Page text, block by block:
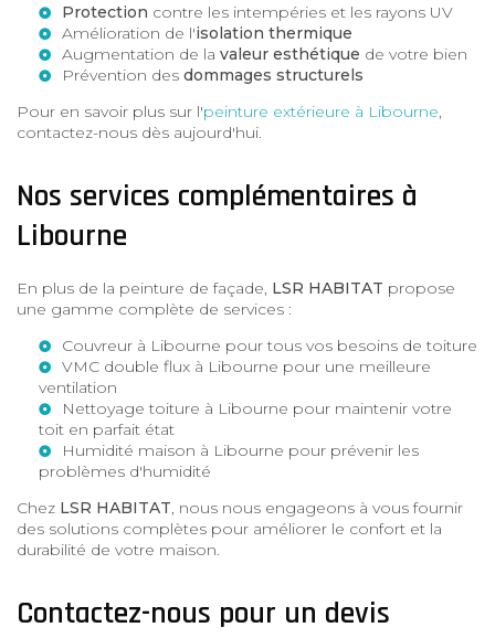
Protection contre les intempéries et les rayons UV
Amélioration de l'isolation thermique
Augmentation de la valeur esthétique de votre bien
Prévention des dommages structurels
Pour en savoir plus sur l'peinture extérieure à Libourne,
contactez-nous dès aujourd'hui.
Nos services complémentaires à
Libourne
En plus de la peinture de façade, LSR HABITAT propose
une gamme complète de services :
Couvreur à Libourne pour tous vos besoins de toiture
VMC double flux à Libourne pour une meilleure
ventilation
Nettoyage toiture à Libourne pour maintenir votre
toit en parfait état
Humidité maison à Libourne pour prévenir les
problèmes d'humidité
Chez LSR HABITAT, nous nous engageons à vous fournir
des solutions complètes pour améliorer le confort et la
durabilité de votre maison.
Contactez-nous pour un devis